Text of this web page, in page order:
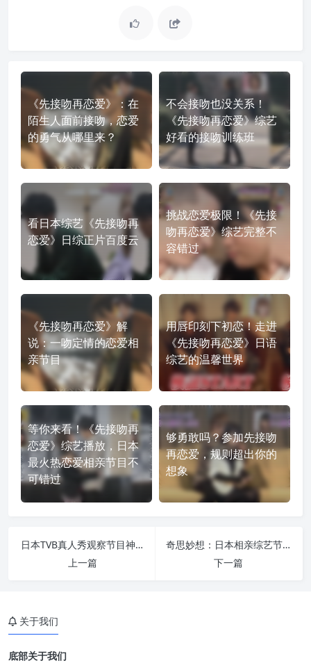
《先接吻再恋爱》：在
陌生人面前接吻，恋爱
的勇气从哪里来？
不会接吻也没关系！
《先接吻再恋爱》综艺
好看的接吻训练班
看日本综艺《先接吻再
恋爱》日综正片百度云
挑战恋爱极限！《先接
吻再恋爱》综艺完整不
容错过
《先接吻再恋爱》解
说：一吻定情的恋爱相
亲节目
用唇印刻下初恋！走进
《先接吻再恋爱》日语
综艺的温馨世界
等你来看！《先接吻再
恋爱》综艺播放，日本
最火热恋爱相亲节目不
可错过
够勇敢吗？参加先接吻
再恋爱，规则超出你的
想象
日本TVB真人秀观察节目神秘幕后制作
上一篇
奇思妙想：日本相亲综艺节目5次视频中难忘的相亲改变
下一篇
关于我们
底部关于我们